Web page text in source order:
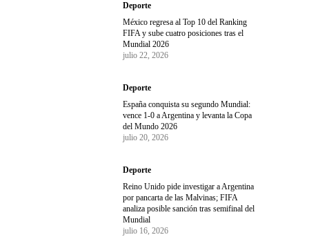
Deporte
México regresa al Top 10 del Ranking
FIFA y sube cuatro posiciones tras el
Mundial 2026
julio 22, 2026
Deporte
España conquista su segundo Mundial:
vence 1-0 a Argentina y levanta la Copa
del Mundo 2026
julio 20, 2026
Deporte
Reino Unido pide investigar a Argentina
por pancarta de las Malvinas; FIFA
analiza posible sanción tras semifinal del
Mundial
julio 16, 2026